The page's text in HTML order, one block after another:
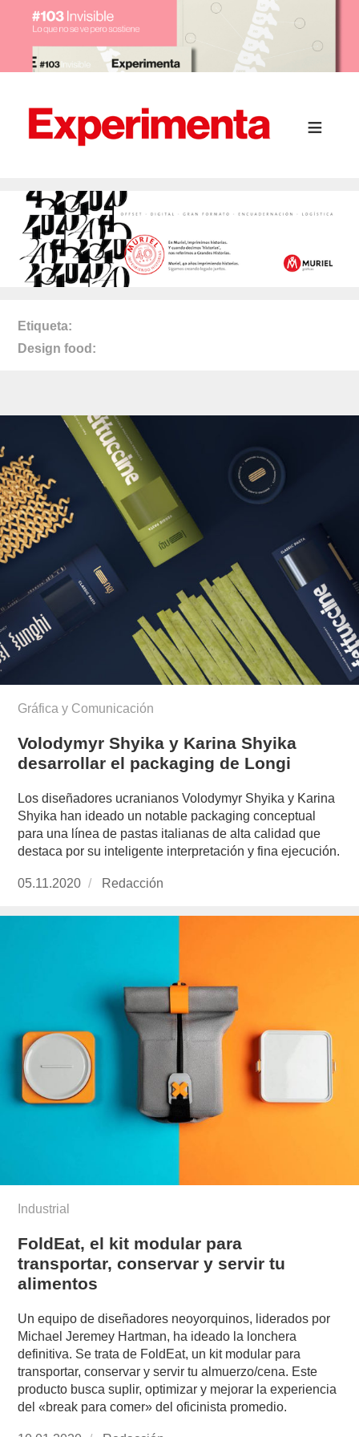
Etiqueta
Design food
Gráfica y Comunicación
Volodymyr Shyika y Karina Shyika
desarrollar el packaging de Longi
Los diseñadores ucranianos Volodymyr Shyika y Karina
Shyika han ideado un notable packaging conceptual
para una línea de pastas italianas de alta calidad que
destaca por su inteligente interpretación y fina ejecución.
Publicado
05.11.2020 https://www.experimenta.es/author/redaccion/
Redacción
Industrial
FoldEat, el kit modular para
transportar, conservar y servir tu
alimentos
Un equipo de diseñadores neoyorquinos, liderados por
Michael Jeremey Hartman, ha ideado la lonchera
definitiva. Se trata de FoldEat, un kit modular para
transportar, conservar y servir tu almuerzo/cena. Este
producto busca suplir, optimizar y mejorar la experiencia
del «break para comer» del oficinista promedio.